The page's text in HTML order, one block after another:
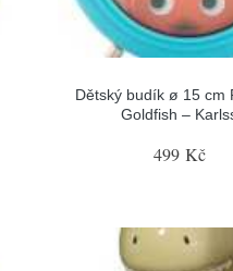
Dětský budík ø 15 cm
Goldfish –
499 Kč